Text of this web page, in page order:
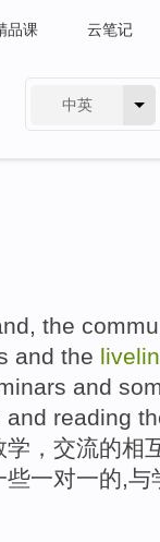
品课 云笔记
中英
the
and the
and
reading
学，交流的相
一对一的,